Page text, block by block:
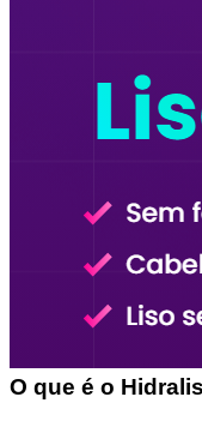
O que é o